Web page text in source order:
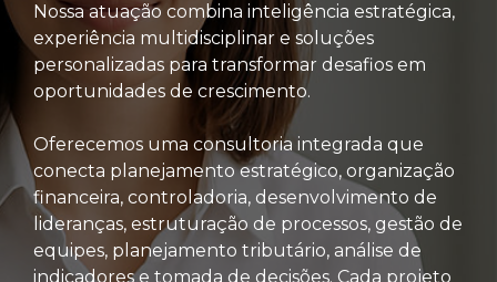
Nossa atuação combina inteligência estratégica,
experiência multidisciplinar e soluções
personalizadas para transformar desafios em
oportunidades de crescimento.
Oferecemos uma consultoria integrada que
conecta planejamento estratégico, organização
financeira, controladoria, desenvolvimento de
lideranças, estruturação de processos, gestão de
equipes, planejamento tributário, análise de
indicadores e tomada de decisões. Cada projeto